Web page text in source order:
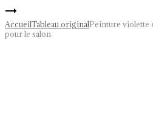
navigation
argentée
décoration
Décoration
murale
moderne
AccueilTableau originalPeinture violette
pour le salon